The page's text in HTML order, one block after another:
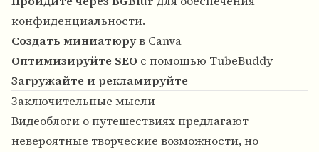
конфиденциальности.
Создать миниатюрув Canva
Оптимизируйте SEO с помощью TubeBuddy
Загружайте и рекламируйте
Заключительные мысли
Видеоблоги о путешествиях предлагают
невероятные творческие возможности, но